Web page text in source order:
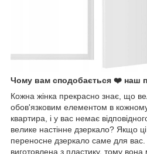
Чому вам сподобається ❤️ наш
Кожна жінка прекрасно знає, що
обов'язковим елементом в
квартира, і у вас немає
велике настінне дзеркало? Якщо
переносне дзеркало саме для
виготовлена ​​з пластику, тому вона